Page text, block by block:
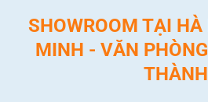
SHOWROOM TẠI
MINH - VĂN
THÀNH